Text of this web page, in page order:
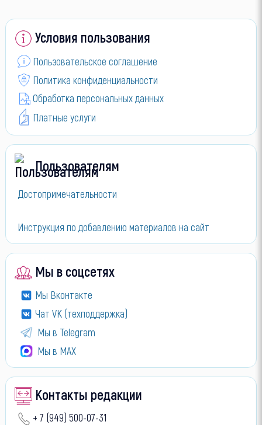
Условия пользования
Пользовательское соглашение
Политика конфиденциальности
Обработка персональных данных
Платные услуги
Пользователям
Достопримечательности
Инструкция по добавлению материалов на сайт
Мы в соцсетях
Мы Вконтакте
Чат VK (техподдержка)
Мы в Telegram
Мы в МАХ
Контакты редакции
+ 7 (949) 500-07-31